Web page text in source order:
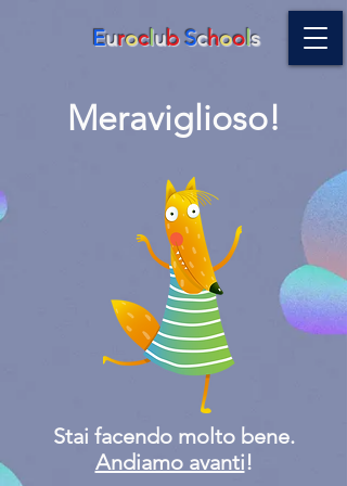
EuroclubSchools
Meraviglioso!
Stai facendo molto bene.
Andiamo avanti!